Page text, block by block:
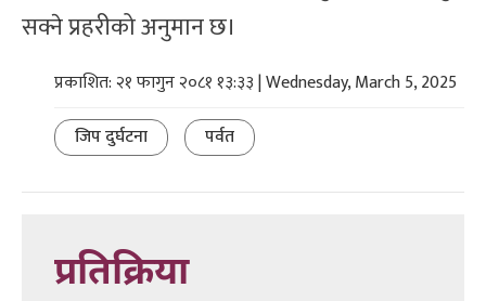
सक्ने प्रहरीको अनुमान छ।
प्रकाशित: २१ फागुन २०८१ १३:३३ | Wednesday, March 5, 2025
जिप दुर्घटना
पर्वत
प्रतिक्रिया